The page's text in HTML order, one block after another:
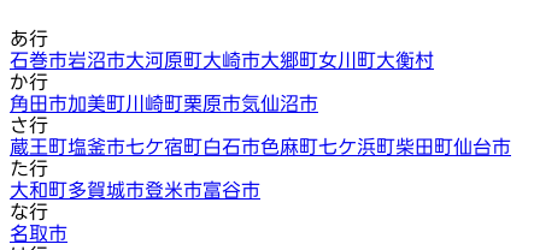
あ行
石巻市岩沼市大河原町大崎市大郷町女川町大衡村
か行
角田市加美町川崎町栗原市気仙沼市
さ行
蔵王町塩釜市七ケ宿町白石市色麻町七ケ浜町柴田町仙台市
た行
大和町多賀城市登米市富谷市
な行
名取市